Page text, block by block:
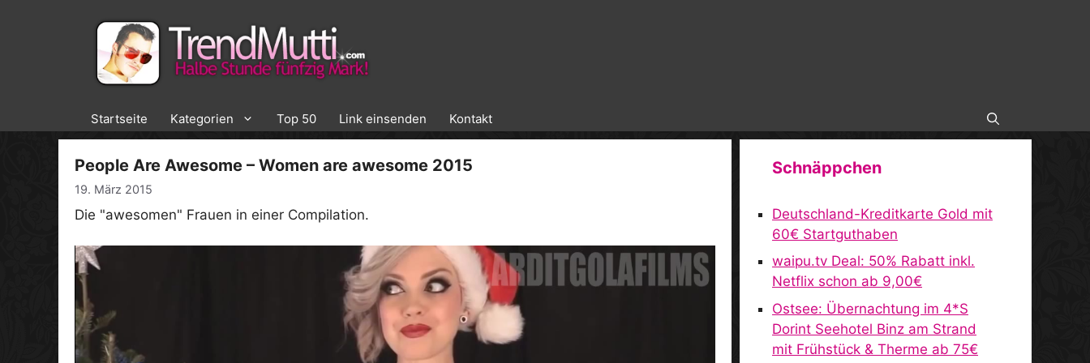
Startseite Kategorien Top 50 Link einsenden Kontakt
People Are Awesome – Women are awesome 2015
19. März 2015
Die "awesomen" Frauen in einer Compilation.
Schnäppchen
Deutschland-Kreditkarte Gold mit
60€ Startguthaben
waipu.tv Deal: 50% Rabatt inkl.
Netflix schon ab 9,00€
Ostsee: Übernachtung im 4*S
Dorint Seehotel Binz am Strand
mit Frühstück & Therme ab 75€